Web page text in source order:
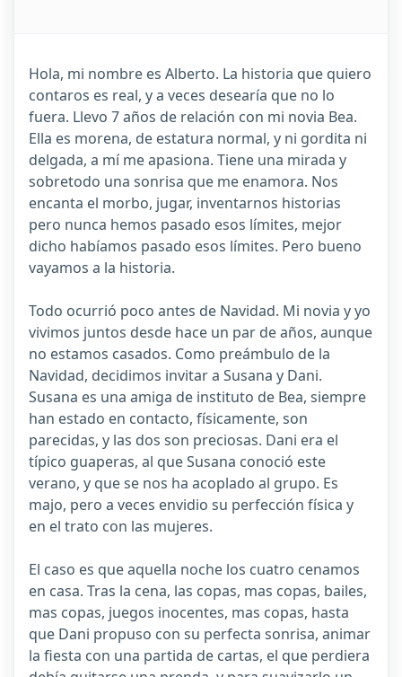
Hola, mi nombre es Alberto. La historia que quiero
contaros es real, y a veces desearía que no lo
fuera. Llevo 7 años de relación con mi novia Bea.
Ella es morena, de estatura normal, y ni gordita ni
delgada, a mí me apasiona. Tiene una mirada y
sobretodo una sonrisa que me enamora. Nos
encanta el morbo, jugar, inventarnos historias
pero nunca hemos pasado esos límites, mejor
dicho habíamos pasado esos límites. Pero bueno
vayamos a la historia.
Todo ocurrió poco antes de Navidad. Mi novia y yo
vivimos juntos desde hace un par de años, aunque
no estamos casados. Como preámbulo de la
Navidad, decidimos invitar a Susana y Dani.
Susana es una amiga de instituto de Bea, siempre
han estado en contacto, físicamente, son
parecidas, y las dos son preciosas. Dani era el
típico guaperas, al que Susana conoció este
verano, y que se nos ha acoplado al grupo. Es
majo, pero a veces envidio su perfección física y
en el trato con las mujeres.
El caso es que aquella noche los cuatro cenamos
en casa. Tras la cena, las copas, mas copas, bailes,
mas copas, juegos inocentes, mas copas, hasta
que Dani propuso con su perfecta sonrisa, animar
la fiesta con una partida de cartas, el que perdiera